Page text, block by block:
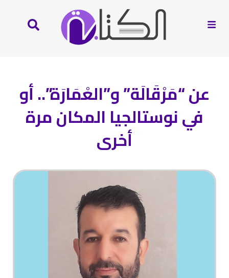
عن “مَرْقَالَة” و”العْمَارَة”.. أو
في نوستالجيا المكان مرة
أخرى